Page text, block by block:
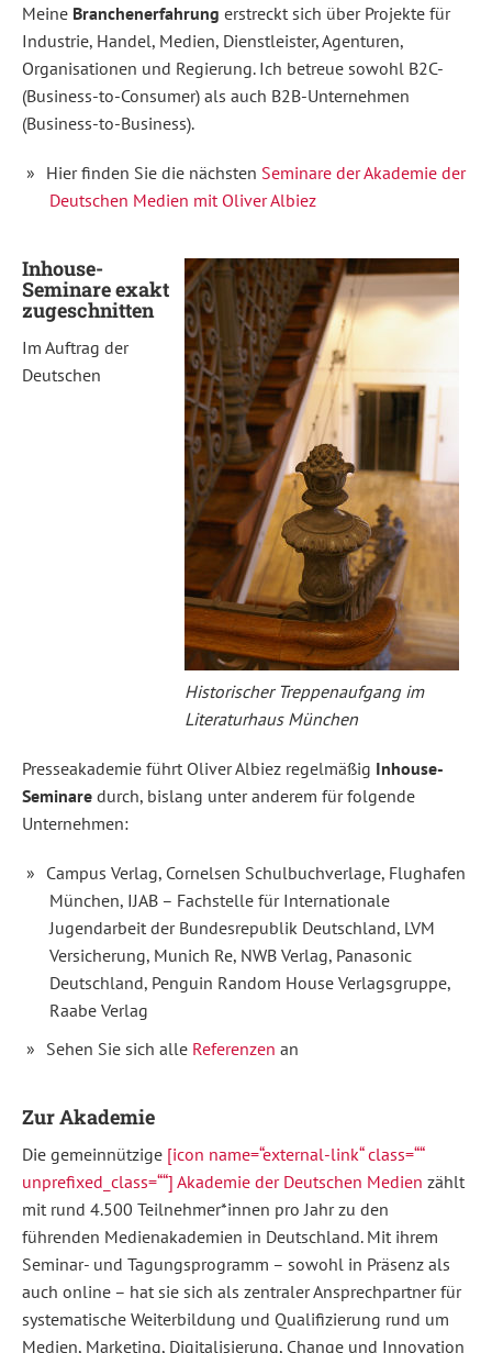
Meine Branchenerfahrung erstreckt sich über Projekte für
Industrie, Handel, Medien, Dienstleister, Agenturen,
Organisationen und Regierung. Ich betreue sowohl B2C-
(Business-to-Consumer) als auch B2B-Unternehmen
(Business-to-Business).
Hier finden Sie die nächsten Seminare der Akademie der
Deutschen Medien mit Oliver Albiez
Historischer Treppenaufgang im
Literaturhaus München
Inhouse-
Seminare exakt
zugeschnitten
Im Auftrag der
Deutschen
Presseakademie führt Oliver Albiez regelmäßig Inhouse-
Seminare durch, bislang unter anderem für folgende
Unternehmen:
Campus Verlag, Cornelsen Schulbuchverlage, Flughafen
München, IJAB – Fachstelle für Internationale
Jugendarbeit der Bundesrepublik Deutschland, LVM
Versicherung, Munich Re, NWB Verlag, Panasonic
Deutschland, Penguin Random House Verlagsgruppe,
Raabe Verlag
Sehen Sie sich alle Referenzen an
Zur Akademie
Die gemeinnützige [icon name=“external-link“ class=““
unprefixed_class=““] Akademie der Deutschen Medien zählt
mit rund 4.500 Teilnehmer*innen pro Jahr zu den
führenden Medienakademien in Deutschland. Mit ihrem
Seminar- und Tagungsprogramm – sowohl in Präsenz als
auch online – hat sie sich als zentraler Ansprechpartner für
systematische Weiterbildung und Qualifizierung rund um
Medien, Marketing, Digitalisierung, Change und Innovation